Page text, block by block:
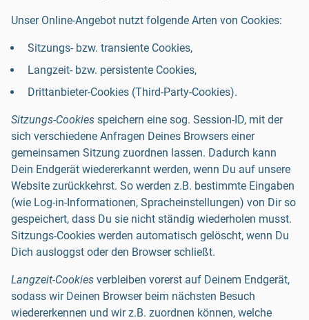
Unser Online-Angebot nutzt folgende Arten von Cookies:
Sitzungs- bzw. transiente Cookies,
Langzeit- bzw. persistente Cookies,
Drittanbieter-Cookies (Third-Party-Cookies).
Sitzungs-Cookies speichern eine sog. Session-ID, mit der
sich verschiedene Anfragen Deines Browsers einer
gemeinsamen Sitzung zuordnen lassen. Dadurch kann
Dein Endgerät wiedererkannt werden, wenn Du auf unsere
Website zurückkehrst. So werden z.B. bestimmte Eingaben
(wie Log-in-Informationen, Spracheinstellungen) von Dir so
gespeichert, dass Du sie nicht ständig wiederholen musst.
Sitzungs-Cookies werden automatisch gelöscht, wenn Du
Dich ausloggst oder den Browser schließt.
Langzeit-Cookies verbleiben vorerst auf Deinem Endgerät,
sodass wir Deinen Browser beim nächsten Besuch
wiedererkennen und wir z.B. zuordnen können, welche